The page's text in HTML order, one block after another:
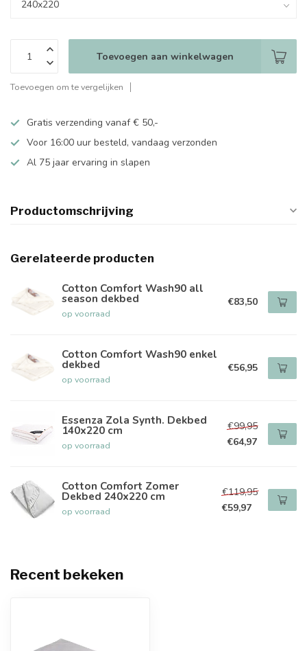
Toevoegen aan winkelwagen
Toevoegen om te vergelijken
Gratis verzending vanaf € 50,-
Voor 16:00 uur besteld, vandaag verzonden
Al 75 jaar ervaring in slapen
Productomschrijving
Gerelateerde producten
Cotton Comfort Wash90 all
season dekbed
op voorraad
€83,50
Cotton Comfort Wash90 enkel
dekbed
op voorraad
€56,95
Essenza Zola Synth. Dekbed
140x220 cm
op voorraad
€99,95
€64,97
Cotton Comfort Zomer
Dekbed 240x220 cm
op voorraad
€119,95
€59,97
Recent bekeken